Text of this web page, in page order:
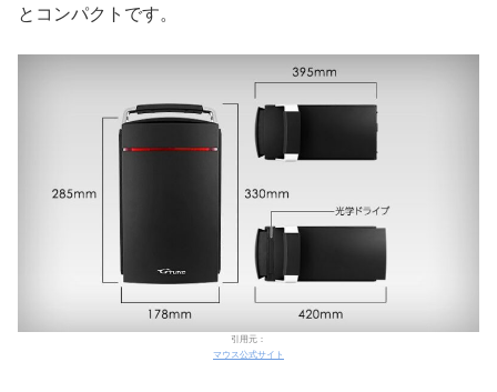
とコンパクトです。
引用元：
マウス公式サイト